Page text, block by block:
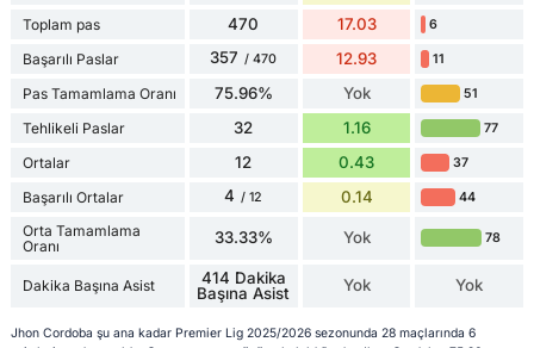
Toplam pas 470 17.03 6
Başarılı Paslar 357 / 470 12.93 11
Pas Tamamlama Oranı 75.96% Yok 51
Tehlikeli Paslar 32 1.16 77
Ortalar 12 0.43 37
Başarılı Ortalar 4 / 12 0.14 44
Orta Tamamlama
Oranı
33.33% Yok 78
Dakika Başına Asist
414 Dakika
Başına Asist
Yok Yok
Jhon Cordoba şu ana kadar Premier Lig 2025/2026 sezonunda 28 maçlarında 6